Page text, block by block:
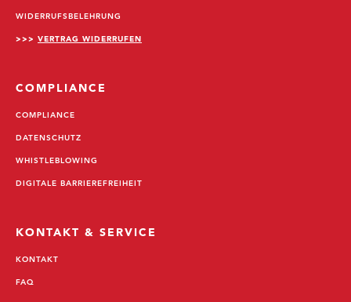
WIDERRUFSBELEHRUNG
>>> VERTRAG WIDERRUFEN
COMPLIANCE
COMPLIANCE
DATENSCHUTZ
WHISTLEBLOWING
DIGITALE BARRIEREFREIHEIT
KONTAKT & SERVICE
KONTAKT
FAQ